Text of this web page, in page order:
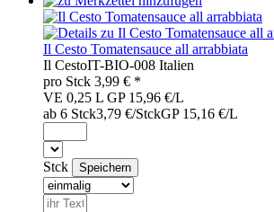
Il Cesto Tomatensauce all arrabbiata
Il CestoIT-BIO-008 Italien
pro Stck 3,99 € *
VE 0,25 L GP 15,96 €/L
ab 6 Stck3,79 €/StckGP 15,16 €/L
Stck